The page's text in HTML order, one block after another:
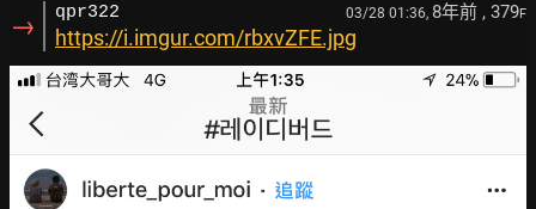
→ qpr322 03/28 01:36, 8年前 , 379F
https://i.imgur.com/rbxvZFE.jpg